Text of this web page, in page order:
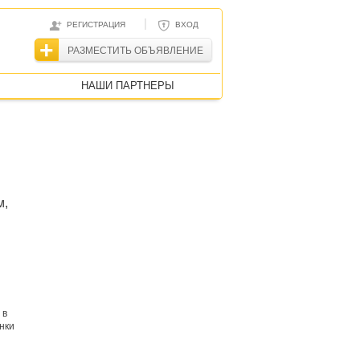
РЕГИСТРАЦИЯ | ВХОД
РАЗМЕСТИТЬ ОБЪЯВЛЕНИЕ
НАШИ ПАРТНЕРЫ
в